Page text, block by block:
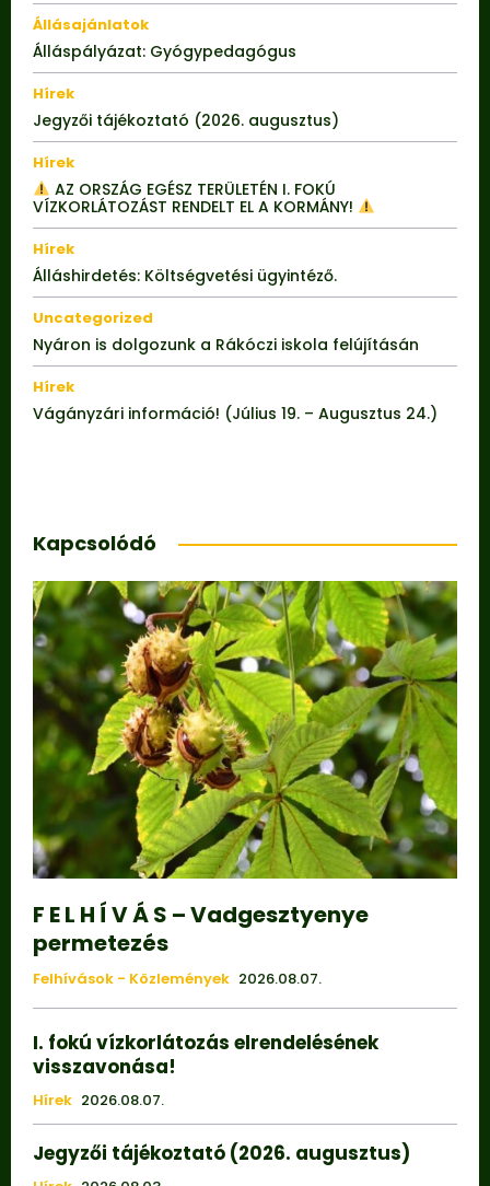
Állásajánlatok
Álláspályázat: Gyógypedagógus
Hírek
Jegyzői tájékoztató (2026. augusztus)
Hírek
AZ ORSZÁG EGÉSZ TERÜLETÉN I. FOKÚ
VÍZKORLÁTOZÁST RENDELT EL A KORMÁNY!
Hírek
Álláshirdetés: Költségvetési ügyintéző.
Uncategorized
Nyáron is dolgozunk a Rákóczi iskola felújításán
Hírek
Vágányzári információ! (Július 19. – Augusztus 24.)
Kapcsolódó
F E L H Í V Á S – Vadgesztyenye
permetezés
Felhívások - Közlemények 2026.08.07.
I. fokú vízkorlátozás elrendelésének
visszavonása!
Hírek 2026.08.07.
Jegyzői tájékoztató (2026. augusztus)